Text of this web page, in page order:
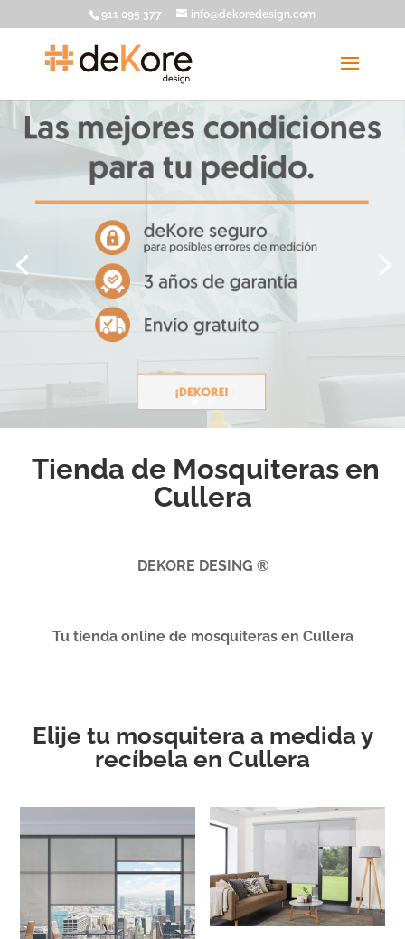
911 095 377 info@dekoredesign.com
Tienda de Mosquiteras en
Cullera
DEKORE DESING ®
Tu tienda online de mosquiteras en Cullera
Elije tu mosquitera a medida y
recíbela en Cullera